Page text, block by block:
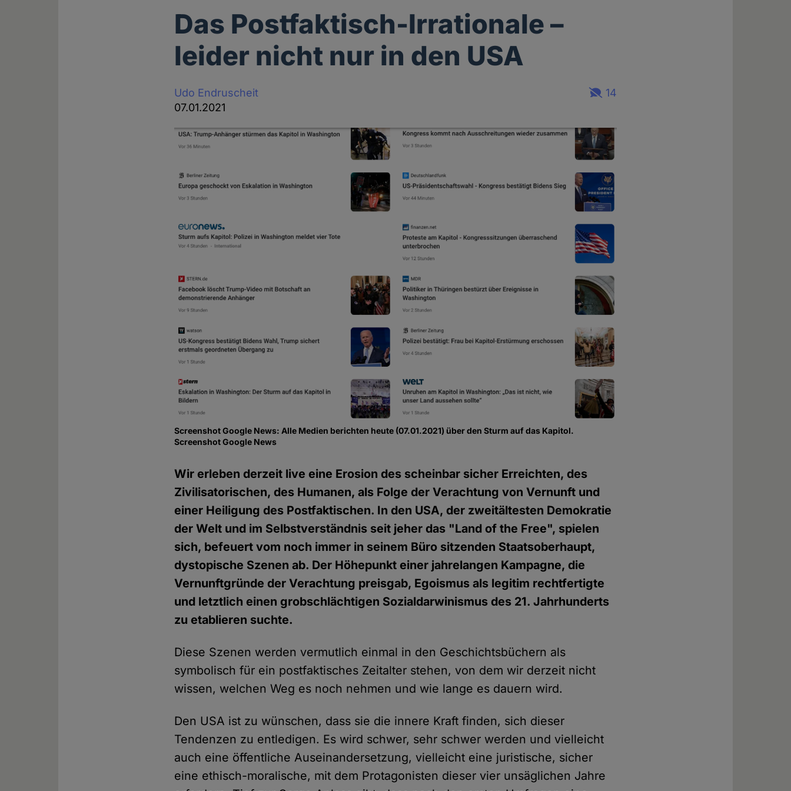
Das Postfaktisch-Irrationale –
leider nicht nur in den USA
Udo Endruscheit
07.01.2021
14
Screenshot Google News: Alle Medien berichten heute (07.01.2021) über den Sturm auf das Kapitol.
Screenshot Google News
Wir erleben derzeit live eine Erosion des scheinbar sicher Erreichten, des
Zivilisatorischen, des Humanen, als Folge der Verachtung von Vernunft und
einer Heiligung des Postfaktischen. In den USA, der zweitältesten Demokratie
der Welt und im Selbstverständnis seit jeher das "Land of the Free", spielen
sich, befeuert vom noch immer in seinem Büro sitzenden Staatsoberhaupt,
dystopische Szenen ab. Der Höhepunkt einer jahrelangen Kampagne, die
Vernunftgründe der Verachtung preisgab, Egoismus als legitim rechtfertigte
und letztlich einen grobschlächtigen Sozialdarwinismus des 21. Jahrhunderts
zu etablieren suchte.
Diese Szenen werden vermutlich einmal in den Geschichtsbüchern als
symbolisch für ein postfaktisches Zeitalter stehen, von dem wir derzeit nicht
wissen, welchen Weg es noch nehmen und wie lange es dauern wird.
Den USA ist zu wünschen, dass sie die innere Kraft finden, sich dieser
Tendenzen zu entledigen. Es wird schwer, sehr schwer werden und vielleicht
auch eine öffentliche Auseinandersetzung, vielleicht eine juristische, sicher
eine ethisch-moralische, mit dem Protagonisten dieser vier unsäglichen Jahre